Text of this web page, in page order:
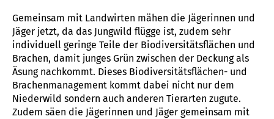
Gemeinsam mit Landwirten mähen die Jägerinnen und
Jäger jetzt, da das Jungwild flügge ist, zudem sehr
individuell geringe Teile der Biodiversitätsflächen und
Brachen, damit junges Grün zwischen der Deckung als
Äsung nachkommt. Dieses Biodiversitätsflächen- und
Brachenmanagement kommt dabei nicht nur dem
Niederwild sondern auch anderen Tierarten zugute.
Zudem säen die Jägerinnen und Jäger gemeinsam mit